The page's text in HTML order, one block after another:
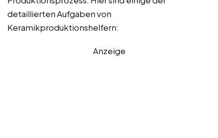
detaillierten Aufgaben von
Keramikproduktionshelfern:
Anzeige